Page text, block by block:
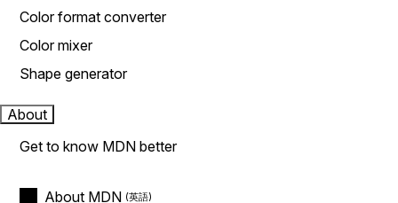
Color format converter
Color mixer
Shape generator
About
Get to know MDN better
About MDN